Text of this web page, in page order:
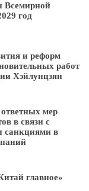
год
и реформ
работ
Хэйлунцзян
мер
в связи с
санкциями в
главное»